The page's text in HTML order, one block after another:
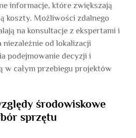
informacje, które zwiększają
koszty. Możliwości zdalnego
na konsultacje z ekspertami i
od lokalizacji
podejmowanie decyzji i
w całym przebiegu projektów
środowiskowe
sprzętu